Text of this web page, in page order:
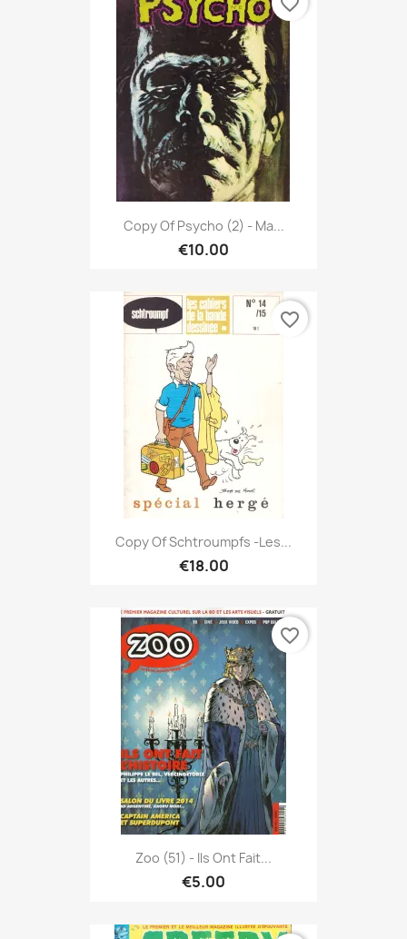
Copy Of Psycho (2) - Ma...
€10.00
Copy Of Schtroumpfs -Les...
€18.00
favorite_border
Zoo (51) - Ils Ont Fait...
€5.00
favorite_border